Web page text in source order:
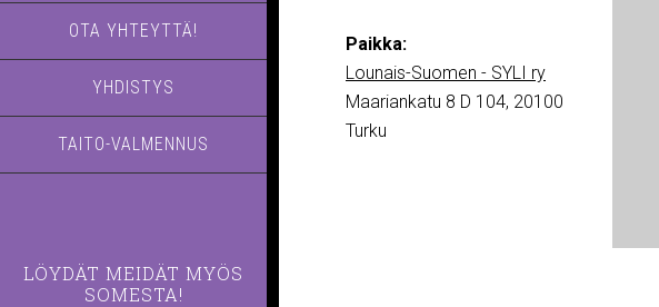
OTA YHTEYTTÄ!
YHDISTYS
TAITO-VALMENNUS
LÖYDÄT MEIDÄT MYÖS
SOMESTA!
Paikka:
Lounais-Suomen - SYLI ry
Maariankatu 8 D 104, 20100
Turku